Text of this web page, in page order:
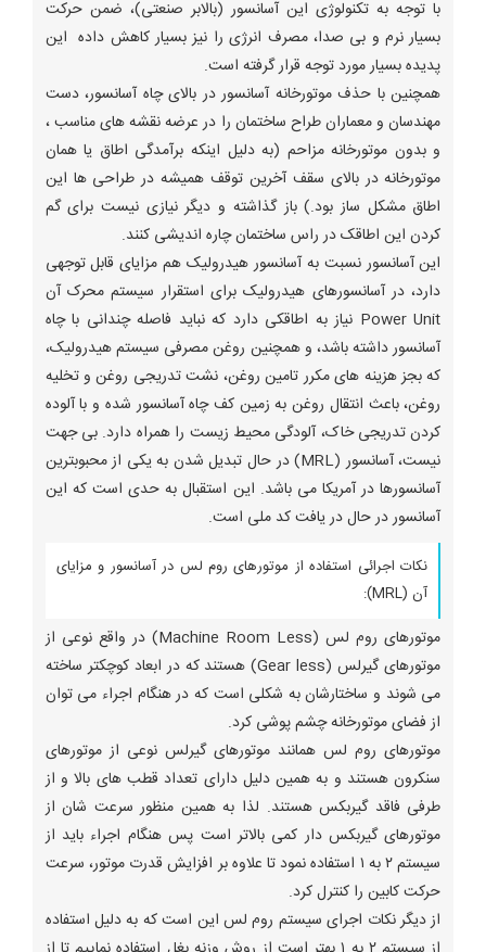
با توجه به تکنولوژی این آسانسور (بالابر صنعتی)، ضمن حرکت
بسیار نرم و بی صدا، مصرف انرژی را نیز بسیار کاهش داده این
پدیده بسیار مورد توجه قرار گرفته است.
همچنین با حذف موتورخانه آسانسور در بالای چاه آسانسور، دست
مهندسان و معماران طراح ساختمان را در عرضه نقشه های مناسب ،
و بدون موتورخانه مزاحم (به دلیل اینکه برآمدگی اطاق یا همان
موتورخانه در بالای سقف آخرین توقف همیشه در طراحی ها این
اطاق مشکل ساز بود.) باز گذاشته و دیگر نیازی نیست برای گم
کردن این اطاقک در راس ساختمان چاره اندیشی کنند.
این آسانسور نسبت به آسانسور هیدرولیک هم مزایای قابل توجهی
دارد، در آسانسورهای هیدرولیک برای استقرار سیستم محرک آن
Power Unit نیاز به اطاقکی دارد که نباید فاصله چندانی با چاه
آسانسور داشته باشد، و همچنین روغن مصرفی سیستم هیدرولیک،
که بجز هزینه های مکرر تامین روغن، نشت تدریجی روغن و تخلیه
روغن، باعث انتقال روغن به زمین کف چاه آسانسور شده و با آلوده
کردن تدریجی خاک، آلودگی محیط زیست را همراه دارد. بی جهت
نیست، آسانسور (MRL) در حال تبدیل شدن به یکی از محبوبترین
آسانسورها در آمریکا می باشد. این استقبال به حدی است که این
آسانسور در حال در یافت کد ملی است.
نکات اجرائی استفاده از موتورهای روم لس در آسانسور و مزایای
آن (MRL):
موتورهای روم لس (Machine Room Less) در واقع نوعی از
موتورهای گیرلس (Gear less) هستند که در ابعاد کوچکتر ساخته
می شوند و ساختارشان به شکلی است که در هنگام اجراء می توان
از فضای موتورخانه چشم پوشی کرد.
موتورهای روم لس همانند موتورهای گیرلس نوعی از موتورهای
سنکرون هستند و به همین دلیل دارای تعداد قطب های بالا و از
طرفی فاقد گیربکس هستند. لذا به همین منظور سرعت شان از
موتورهای گیربکس دار کمی بالاتر است پس هنگام اجراء باید از
سیستم ۲ به ۱ استفاده نمود تا علاوه بر افزایش قدرت موتور، سرعت
حرکت کابین را کنترل کرد.
از دیگر نکات اجرای سیستم روم لس این است که به دلیل استفاده